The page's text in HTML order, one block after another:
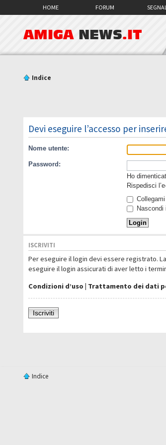
HOME FORUM
AMIGA NEWS.IT
Indice
Devi eseguire l’accesso per
Nome utente:
Password:
Ho
Rispedisci
ISCRIVITI
Per eseguire il login devi essere registrato.
eseguire il login assicurati di aver letto i
Condizioni d’uso | Trattamento dei dati
Iscriviti
Indice